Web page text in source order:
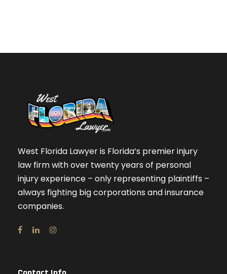
West Florida Lawyer is Florida’s premier injury
law firm with over twenty years of personal
injury experience – only representing plaintiffs –
always fighting big corporations and insurance
companies.